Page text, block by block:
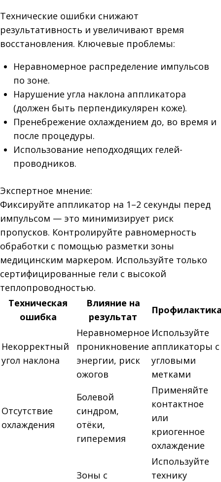
Технические ошибки снижают
результативность и увеличивают время
восстановления. Ключевые проблемы:
Неравномерное распределение импульсов
по зоне.
Нарушение угла наклона аппликатора
(должен быть перпендикулярен коже).
Пренебрежение охлаждением до, во время и
после процедуры.
Использование неподходящих гелей-
проводников.
Экспертное мнение:
Фиксируйте аппликатор на 1–2 секунды перед
импульсом — это минимизирует риск
пропусков. Контролируйте равномерность
обработки с помощью разметки зоны
медицинским маркером. Используйте только
сертифицированные гели с высокой
теплопроводностью.
Техническая
ошибка
Влияние на
результат
Некорректный
угол наклона
Неравномерное
проникновение
энергии, риск
ожогов
Используйте
аппликаторы с
угловыми
метками
Отсутствие
охлаждения
Болевой
синдром,
отёки,
гиперемия
Применяйте
контактное
или
криогенное
охлаждение
Зоны с
Используйте
технику